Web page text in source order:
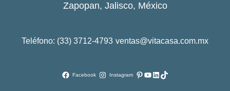
Zapopan, Jalisco, México
Teléfono: (33) 3712-4793 ventas@vitacasa.com.mx
Facebook Instagram Pinterest
YouTube
LinkedIn
TikTok